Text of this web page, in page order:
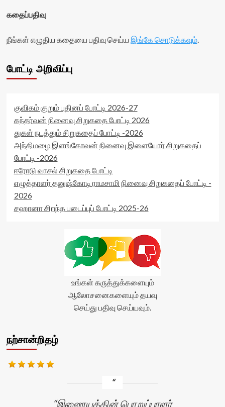
கதைப்பதிவு
நீங்கள் எழுதிய கதையை பதிவு செய்ய இங்கே சொடுக்கவும்.
போட்டி அறிவிப்பு
குவிகம் குறும் புதினப் போட்டி 2026-27
கந்தர்வன் நினைவு சிறுகதை போட்டி 2026
துகள் நடத்தும் சிறுகதைப் போட்டி -2026
அந்திமழை இளங்கோவன் நினைவு இளையோர் சிறுகதைப்
போட்டி -2026
ஈரோடு வாசல் சிறுகதை போட்டி
எழுத்தாளர் தனுஷ்கோடி ராமசாமி நினைவு சிறுகதைப் போட்டி -
2026
சஹானா சிறந்த படைப்புப் போட்டி 2025-26
உங்கள் கருத்துக்களையும்
ஆலோசனைகளையும் தயவு
செய்து பதிவு செய்யவும்.
நற்சான்றிதழ்
இணையத்தின் பொறுப்பாளர்